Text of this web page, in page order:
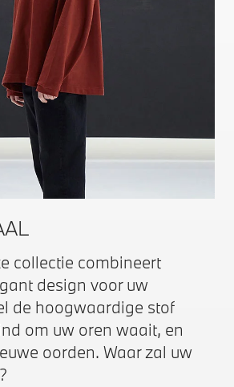
collectie combineert
design voor uw
de hoogwaardige stof
om uw oren waait, en
oorden. Waar zal uw